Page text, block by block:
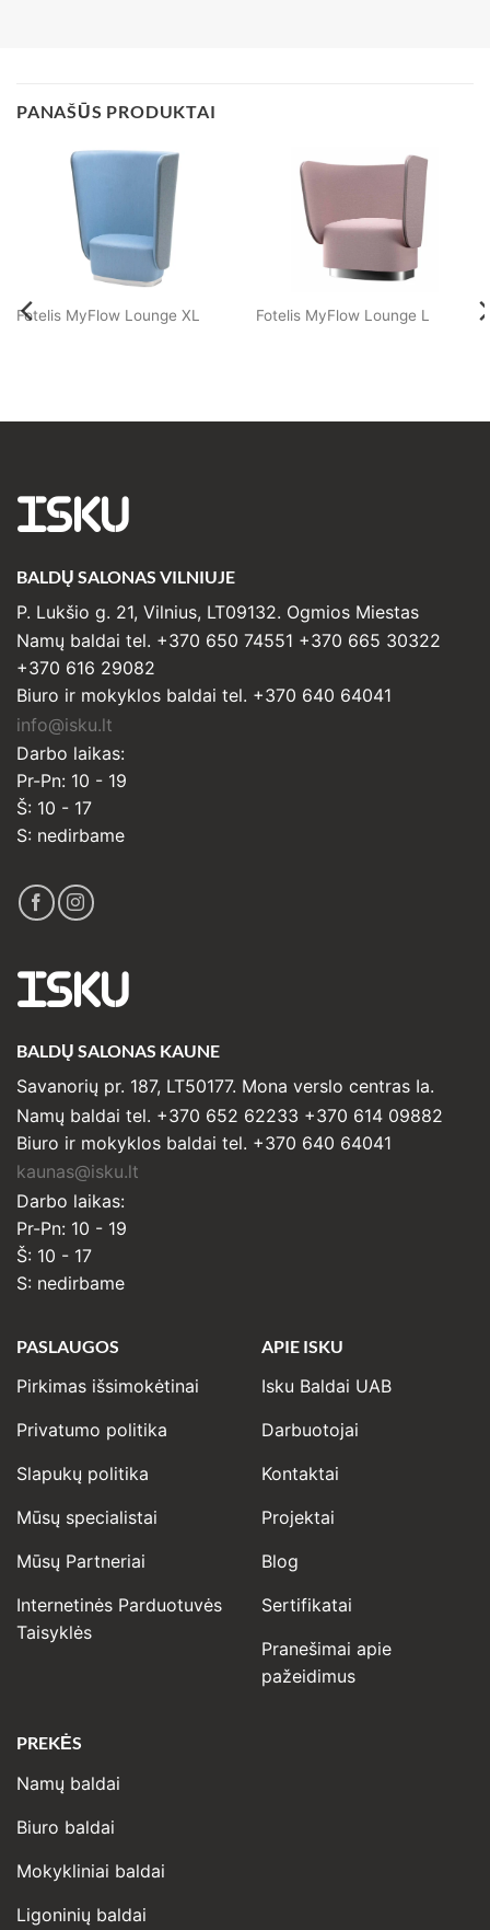
PANAŠŪS PRODUKTAI
Fotelis MyFlow Lounge XL Fotelis MyFlow Lounge L
ISKU
BALDŲ SALONAS VILNIUJE
P. Lukšio g. 21, Vilnius, LT09132. Ogmios Miestas
Namų baldai tel. +370 650 74551 +370 665 30322
+370 616 29082
Biuro ir mokyklos baldai tel. +370 640 64041
info@isku.lt
Darbo laikas:
Pr-Pn: 10 - 19
Š: 10 - 17
S: nedirbame
ISKU
BALDŲ SALONAS KAUNE
Savanorių pr. 187, LT50177. Mona verslo centras Ia.
Namų baldai tel. +370 652 62233 +370 614 09882
Biuro ir mokyklos baldai tel. +370 640 64041
kaunas@isku.lt
Darbo laikas:
Pr-Pn: 10 - 19
Š: 10 - 17
S: nedirbame
PASLAUGOS
Pirkimas išsimokėtinai
Privatumo politika
Slapukų politika
Mūsų specialistai
Mūsų Partneriai
Internetinės Parduotuvės
Taisyklės
APIE ISKU
Isku Baldai UAB
Darbuotojai
Kontaktai
Projektai
Blog
Sertifikatai
Pranešimai apie
pažeidimus
PREKĖS
Namų baldai
Biuro baldai
Mokykliniai baldai
Ligoninių baldai